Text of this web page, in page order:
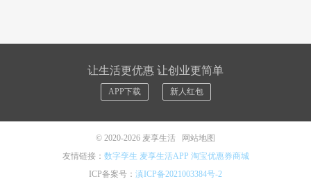
让生活更优惠 让创业更简单
APP下载 新人红包
© 2020-2026 麦享生活
网站地图
友情链接： 数字孪生 麦享生活APP 淘宝优惠券商城
ICP备案号： 滇ICP备2021003384号-2